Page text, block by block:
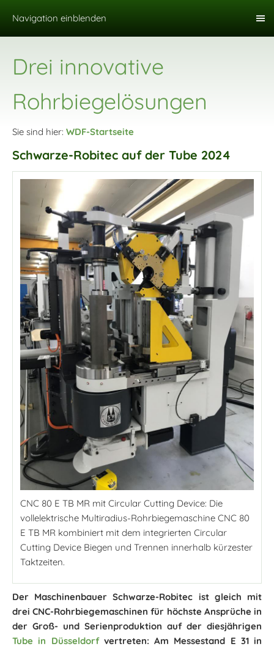
Navigation einblenden
Drei innovative
Rohrbiegelösungen
Sie sind hier: WDF-Startseite
Schwarze-Robitec auf der Tube 2024
CNC 80 E TB MR mit Circular Cutting Device: Die
vollelektrische Multiradius-Rohrbiegemaschine CNC 80
E TB MR kombiniert mit dem integrierten Circular
Cutting Device Biegen und Trennen innerhalb kürzester
Taktzeiten.
Der Maschinenbauer Schwarze-Robitec ist gleich mit
drei CNC-Rohrbiegemaschinen für höchste Ansprüche in
der Groß- und Serienproduktion auf der diesjährigen
Tube in Düsseldorf vertreten: Am Messestand E 31 in